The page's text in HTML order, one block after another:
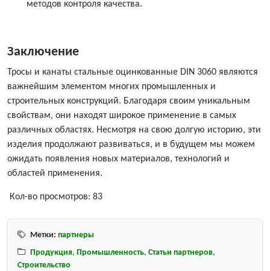
методов контроля качества.
Заключение
Тросы и канаты стальные оцинкованные DIN 3060 являются
важнейшим элементом многих промышленных и
строительных конструкций. Благодаря своим уникальным
свойствам, они находят широкое применение в самых
различных областях. Несмотря на свою долгую историю, эти
изделия продолжают развиваться, и в будущем мы можем
ожидать появления новых материалов, технологий и
областей применения.
Кол-во просмотров: 83
Метки: партнеры
Продукция, Промышленность, Статьи партнеров,
Строительство